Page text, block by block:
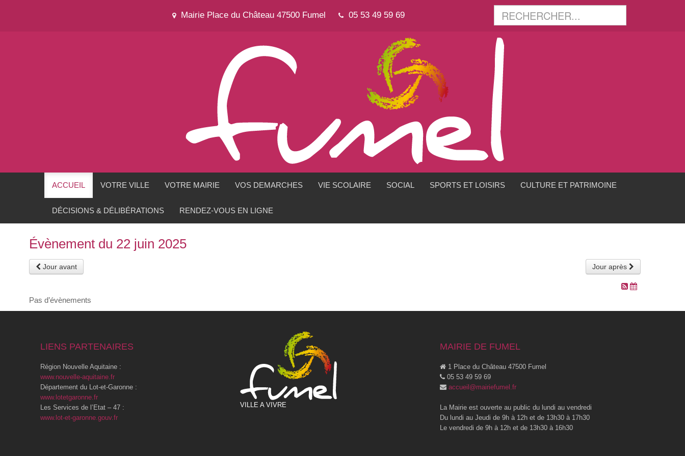
Mairie Place du Château 47500 Fumel 05 53 49 59 69
ACCUEIL VOTRE VILLE VOTRE MAIRIE VOS DEMARCHES VIE SCOLAIRE SOCIAL SPORTS ET LOISIRS CULTURE ET PATRIMOINE
DÉCISIONS & DÉLIBÉRATIONS RENDEZ-VOUS EN LIGNE
Évènement du 22 juin 2025
Jour avant Jour après
Pas d’évènements
LIENS PARTENAIRES
Région Nouvelle Aquitaine :
www.nouvelle-aquitaine.fr
Département du Lot-et-Garonne :
www.lotetgaronne.fr
Les Services de l’Etat – 47 :
www.lot-et-garonne.gouv.fr
VILLE A VIVRE
MAIRIE DE FUMEL
1 Place du Château 47500 Fumel
05 53 49 59 69
accueil@mairiefumel.fr
La Mairie est ouverte au public du lundi au vendredi
Du lundi au Jeudi de 9h à 12h et de 13h30 à 17h30
Le vendredi de 9h à 12h et de 13h30 à 16h30